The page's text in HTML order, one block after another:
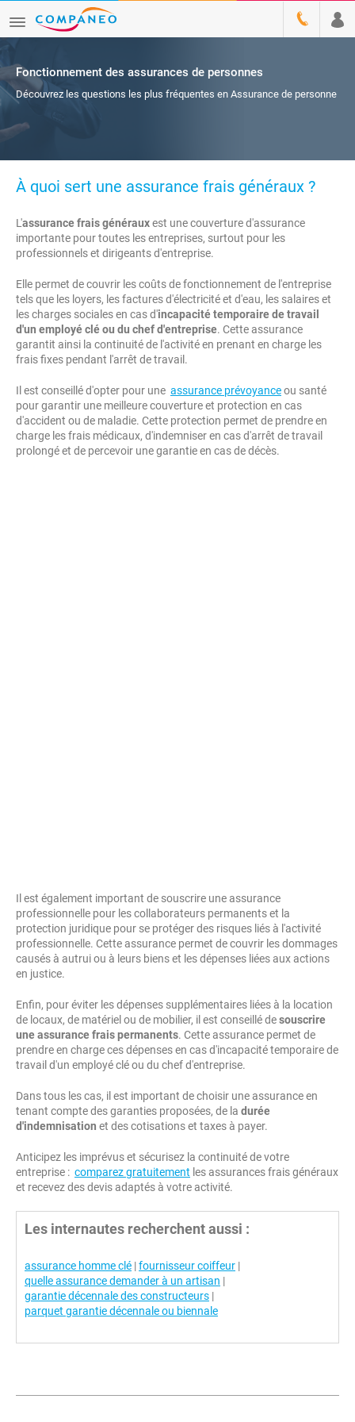
Fonctionnement des assurances de personnes
Découvrez les questions les plus fréquentes en Assurance de personne
À quoi sert une assurance frais généraux ?
L'assurance frais générauxest une couverture d'assurance
importante pour toutes les entreprises, surtout pour les
professionnels et dirigeants d'entreprise.
Elle permet de couvrir les coûts de fonctionnement de l'entreprise
tels que les loyers, les factures d'électricité et d'eau, les salaires et
les charges sociales en cas d'incapacité temporaire de travail
d'un employé clé ou du chef d'entreprise. Cette assurance
garantit ainsi la continuité de l'activité en prenant en charge les
frais fixes pendant l'arrêt de travail.
Il est conseillé d'opter pour une assurance prévoyanceou santé
pour garantir une meilleure couverture et protection en cas
d'accident ou de maladie. Cette protection permet de prendre en
charge les frais médicaux, d'indemniser en cas d'arrêt de travail
prolongé et de percevoir une garantie en cas de décès.
Il est également important de souscrire une assurance
professionnelle pour les collaborateurs permanents et la
protection juridique pour se protéger des risques liés à l'activité
professionnelle. Cette assurance permet de couvrir les dommages
causés à autrui ou à leurs biens et les dépenses liées aux actions
en justice.
Enfin, pour éviter les dépenses supplémentaires liées à la location
de locaux, de matériel ou de mobilier, il est conseillé desouscrire
une assurance frais permanents. Cette assurance permet de
prendre en charge ces dépenses en cas d'incapacité temporaire de
travail d'un employé clé ou du chef d'entreprise.
Dans tous les cas, il est important de choisir une assurance en
tenant compte des garanties proposées, de la durée
d'indemnisation et des cotisations et taxes à payer.
Anticipez les imprévus et sécurisez la continuité de votre
entreprise : comparez gratuitement les assurances frais généraux
et recevez des devis adaptés à votre activité.
Les internautes recherchent aussi :
assurance homme clé |fournisseur coiffeur |
quelle assurance demander à un artisan |
garantie décennale des constructeurs |
parquet garantie décennale ou biennale